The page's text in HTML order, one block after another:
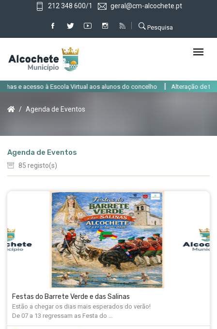
212 348 600/1 geral@cm-alcochete.pt
Pesquisa
aos alunos do concelho | Alteração de trânsito em Alcochete até
Agenda de Eventos
Agenda de Eventos
85 registo(s)
Festas do Barrete Verde e das Salinas
Estão a chegar os dias mais esperados do verão!
De 07 a 13 regressam as Festa do ...